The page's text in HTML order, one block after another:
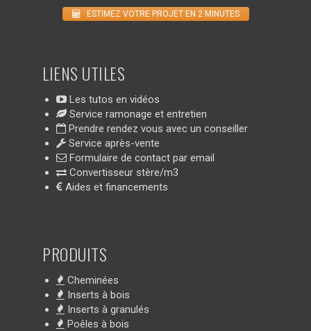
ESTIMEZ VOTRE PROJET EN 2 MINUTES
LIENS UTILES
Les tutos en vidéos
Service ramonage et entretien
Prendre rendez vous avec un conseiller
Service après-vente
Formulaire de contact par email
Convertisseur stère/m3
Aides et financements
PRODUITS
Cheminées
Inserts à bois
Inserts à granulés
Poêles à bois